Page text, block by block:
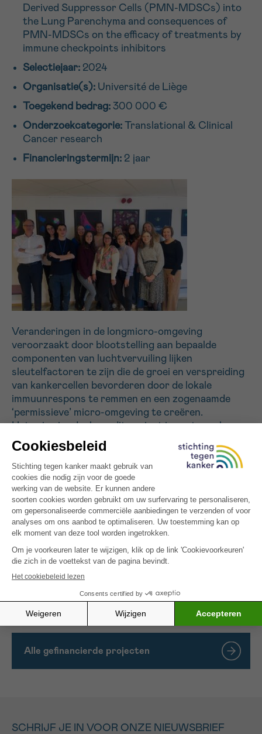
Derived Suppressor Cells (PMN-MDSCs) into
the Lung Parenchyma and consequences of
PMN-MDSCs on the efficacy of treatments by
immune checkpoints inhibitors
Selectiejaar: 2024
Organisatie(s): Université de Liège
Toegekend bedrag: 300 000 €
Onderzoekcategorie: Translational & Clinical
Cancer research
Financieringstermijn: 2 jaar
Veranderingen in de longmicro-omgeving
veroorzaakt door blootstelling aan bepaalde
componenten van luchtvervuiling lijken
sleutelfactoren te zijn die de groei en verspreiding
van kankercellen bevorderen door de lokale
immuunrespons te remmen en een zogenaamde
‘permissieve’ micro-omgeving te creëren.
Het primaire doel van dit project is om te evalueren
of immuuncellen van de myeloïde afstamming met
immunosuppressieve eigenschappen (PMN-
MDSC) worden gerekruteerd na blootstelling aan
ozon of dieselpartikels. De secundaire
doelstellingen zijn het aantonen van de
immunosuppressieve activiteiten van deze cellen in
de tumor microomgeving en de mogelijke
interferentie van deze cellen met de
immunotherapiebehandelingen die momenteel
worden gebruikt bij kankertherapie. Met dit
project hopen we de invloed van vervuiling op de
behandeling ervan te verbeteren.
Alle gefinancierde projecten
SCHRIJF JE IN VOOR ONZE NIEUWSBRIEF
MIJN VRAAG
Ja, stuur mij de nieuwsbrief
Ik aanvaard de
gebruiksvoorwaarden
*VERPLICHT VELD
Sturen
16h-18h
Verder